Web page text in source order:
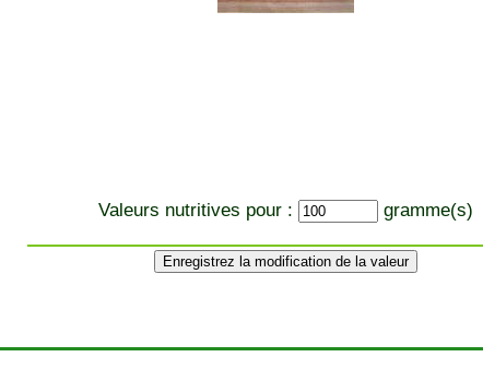
Valeurs nutritives pour : gramme(s)